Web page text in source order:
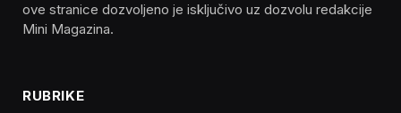
ove stranice dozvoljeno je isključivo uz dozvolu redakcije
Mini Magazina.
RUBRIKE